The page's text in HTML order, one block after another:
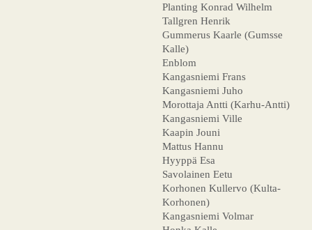
Planting Konrad Wilhelm
Tallgren Henrik
Gummerus Kaarle (Gumsse
Kalle)
Enblom
Kangasniemi Frans
Kangasniemi Juho
Morottaja Antti (Karhu-Antti)
Kangasniemi Ville
Kaapin Jouni
Mattus Hannu
Hyyppä Esa
Savolainen Eetu
Korhonen Kullervo (Kulta-
Korhonen)
Kangasniemi Volmar